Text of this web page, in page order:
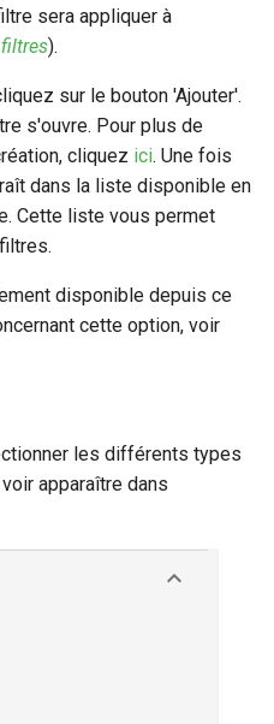
sera appliquer à
filtres).
sur le bouton 'Ajouter'.
s'ouvre. Pour plus de
cliquez ici. Une fois
dans la liste disponible en
Cette liste vous permet
disponible depuis ce
cette option, voir
les différents types
apparaître dans